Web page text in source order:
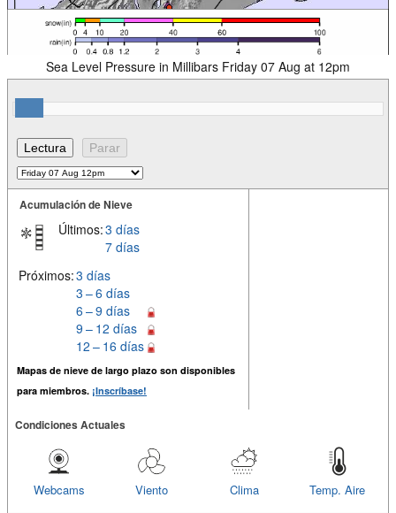
Sea Level Pressure in Millibars Friday 07 Aug at 12pm
Acumulación de Nieve
Últimos:3 días
7 días
Próximos:3 días
3 – 6 días
6 – 9 días
9 – 12 días
12 – 16 días
Mapas de nieve de largo plazo son disponibles
para miembros. ¡Inscríbase!
Condiciones Actuales
Temp. Aire
Clima
Viento
Webcams